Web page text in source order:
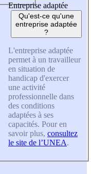
Entreprise adaptée
Qu'est-ce qu'une
entreprise adaptée
?
L'entreprise adaptée
permet à un travailleur
en situation de
handicap d'exercer
une activité
professionnelle dans
des conditions
adaptées à ses
capacités. Pour en
savoir plus, consultez
le site de l’UNEA.